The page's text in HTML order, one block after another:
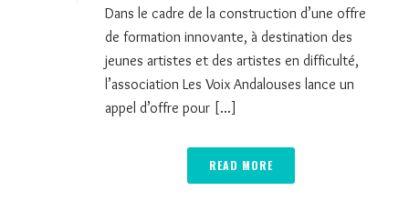
Dans le cadre de la construction d’une offre
de formation innovante, à destination des
jeunes artistes et des artistes en difficulté,
l’association Les Voix Andalouses lance un
appel d’offre pour [...]
READ MORE